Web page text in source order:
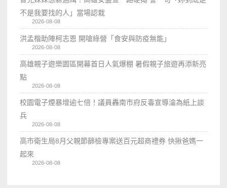
不是我要找的人」當場認栽
2026-08-08
洪孟楷助陣柯志恩 開嗆綠營「食安與防疫無能」
2026-08-08
高雄親子遊樂園區開幕首日人氣爆棚 暑假親子旅遊再添新亮
點
2026-08-08
校園電子煙暴增逾七倍！議員轟南市府反毒宣導淪為紙上談
兵
2026-08-08
高市衛生局8月父親節篩檢專案送百元超商禮券 快揪爸媽一
起來
2026-08-08